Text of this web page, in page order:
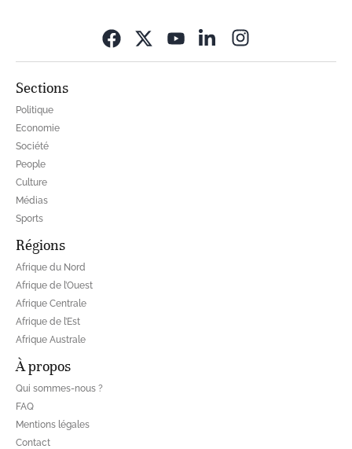
Sections
Politique
Economie
Société
People
Culture
Médias
Sports
Régions
Afrique du Nord
Afrique de l’Ouest
Afrique Centrale
Afrique de l’Est
Afrique Australe
À propos
Qui sommes-nous ?
FAQ
Mentions légales
Contact